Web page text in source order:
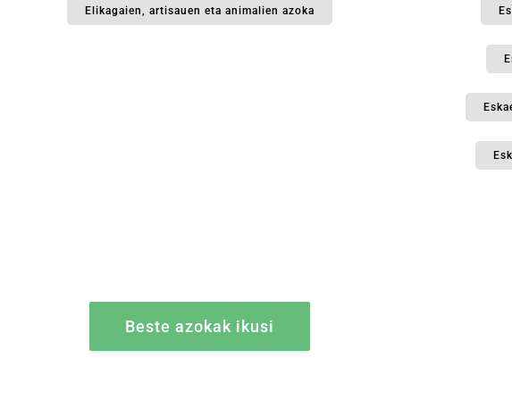
Elikagaien, artisauen eta animalien azoka
Beste azokak ikusi